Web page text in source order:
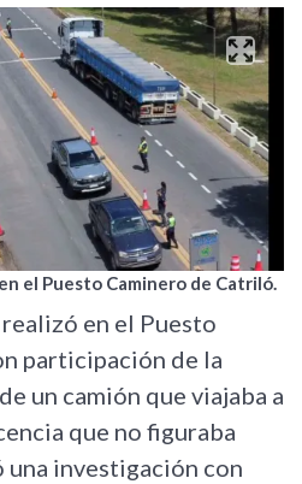
el Puesto Caminero de Catriló.
en el Puesto
participación de la
un camión que viajaba a
que no figuraba
investigación con